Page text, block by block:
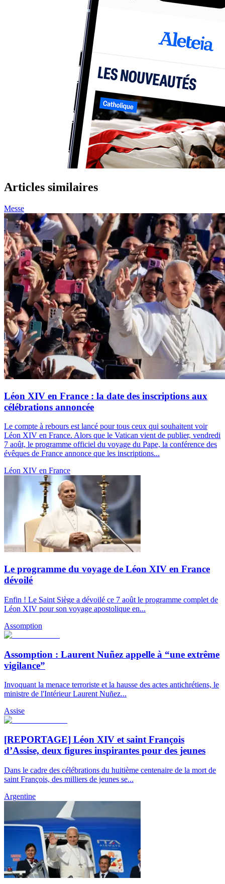
Articles similaires
Messe
Léon XIV en France : la date des inscriptions aux
célébrations annoncée
Le compte à rebours est lancé pour tous ceux qui souhaitent voir
Léon XIV en France. Alors que le Vatican vient de publier, vendredi
7 août, le programme officiel du voyage du Pape, la conférence des
évêques de France annonce que les inscriptions...
Léon XIV en France
Le programme du voyage de Léon XIV en France
dévoilé
Enfin ! Le Saint Siège a dévoilé ce 7 août le programme complet de
Léon XIV pour son voyage apostolique en...
Assomption
Assomption : Laurent Nuñez appelle à “une extrême
vigilance”
Invoquant la menace terroriste et la hausse des actes antichrétiens, le
ministre de l'Intérieur Laurent Nuñez...
Assise
[REPORTAGE] Léon XIV et saint François
d’Assise, deux figures inspirantes pour des jeunes
Dans le cadre des célébrations du huitième centenaire de la mort de
saint François, des milliers de jeunes se...
Argentine